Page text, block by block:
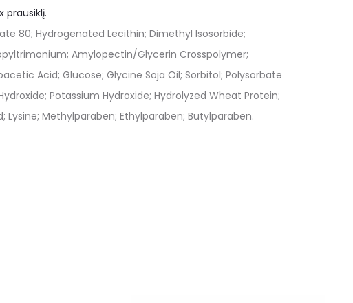
prausiklį.
80; Hydrogenated Lecithin; Dimethyl Isosorbide;
Amylopectin/Glycerin Crosspolymer;
Acid; Glucose; Glycine Soja Oil; Sorbitol; Polysorbate
Potassium Hydroxide; Hydrolyzed Wheat Protein;
Methylparaben; Ethylparaben; Butylparaben.